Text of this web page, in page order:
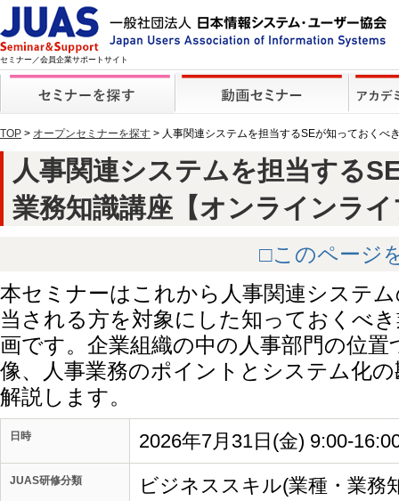
セミナー／会員企業サポートサイト
TOP > オープンセミナーを探す > 人事関連システムを担当するSEが知っておくべ
人事関連システムを担当する
業務知識講座【オンラインラ
□このページ
本セミナーはこれから人事関連システ
当される方を対象にした知っておくべ
画です。企業組織の中の人事部門の位
像、人事業務のポイントとシステム化
解説します。
日時 2026年7月31日(金) 9:00-
JUAS研修分類 ビジネススキル(業種・業務